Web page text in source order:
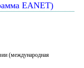
EANET)
(международная